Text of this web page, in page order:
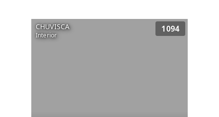
CHUVISCA
Interior
1094